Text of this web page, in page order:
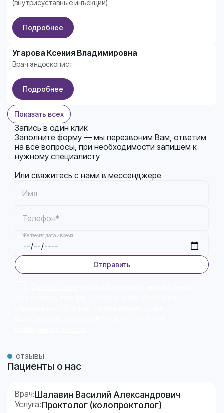
(внутрисуставные инъекции)
Подробнее
Первая категория
Угарова Ксения Владимировна
Врач эндоскопист
Подробнее
Показать всех
Запись в один клик
Заполните форму — мы перезвоним Вам, ответим
на все вопросы, при необходимости запишем к
нужному специалисту
Или свяжитесь с нами в мессенджере
Имя
Телефон*
Желаемая дата и время
Отправить
Пациенты о нас
отзывы
Врач:Шалавин Василий Александрович
Услуга:Проктолог (колопроктолог)